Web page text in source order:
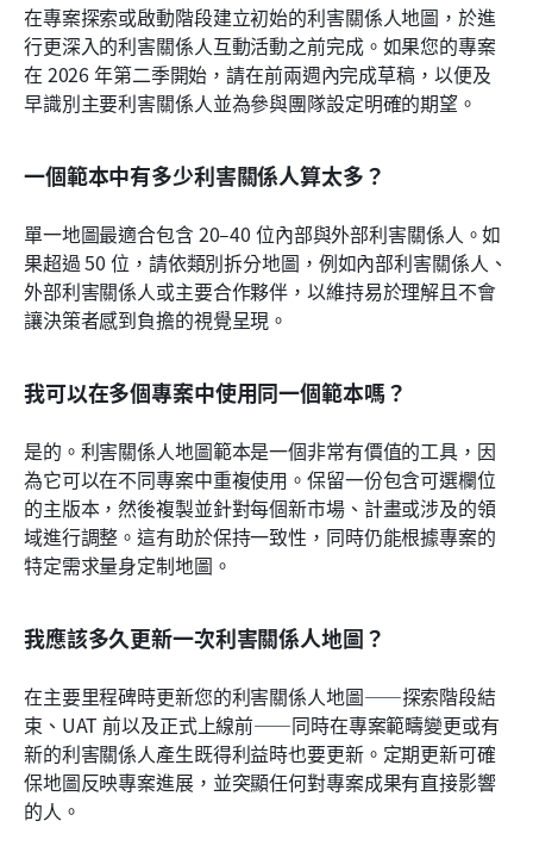
在專案探索或啟動階段建立初始的利害關係人地圖，於進
行更深入的利害關係人互動活動之前完成。如果您的專案
在 2026 年第二季開始，請在前兩週內完成草稿，以便及
早識別主要利害關係人並為參與團隊設定明確的期望。
一個範本中有多少利害關係人算太多？
單一地圖最適合包含 20–40 位內部與外部利害關係人。如
果超過 50 位，請依類別拆分地圖，例如內部利害關係人、
外部利害關係人或主要合作夥伴，以維持易於理解且不會
讓決策者感到負擔的視覺呈現。
我可以在多個專案中使用同一個範本嗎？
是的。利害關係人地圖範本是一個非常有價值的工具，因
為它可以在不同專案中重複使用。保留一份包含可選欄位
的主版本，然後複製並針對每個新市場、計畫或涉及的領
域進行調整。這有助於保持一致性，同時仍能根據專案的
特定需求量身定制地圖。
我應該多久更新一次利害關係人地圖？
在主要里程碑時更新您的利害關係人地圖——探索階段結
束、UAT 前以及正式上線前——同時在專案範疇變更或有
新的利害關係人產生既得利益時也要更新。定期更新可確
保地圖反映專案進展，並突顯任何對專案成果有直接影響
的人。